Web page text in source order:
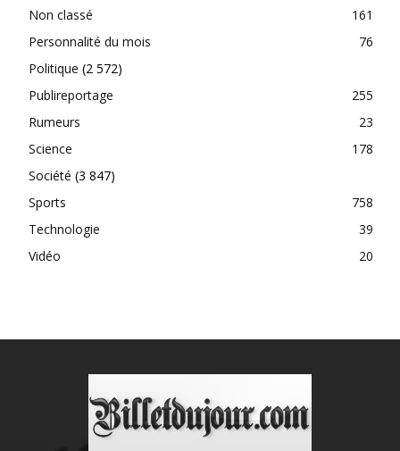
Non classé
161
Personnalité du mois
76
Politique (2 572)
Publireportage
255
Rumeurs
23
Science
178
Société (3 847)
Sports
758
Technologie
39
Vidéo
20